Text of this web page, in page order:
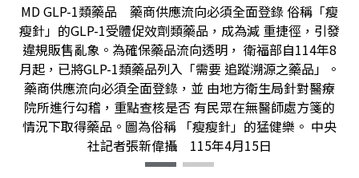
MD GLP-1類藥品 藥商供應流向必須全面登錄 俗稱「瘦
瘦針」的GLP-1受體促效劑類藥品，成為減 重捷徑，引發
違規販售亂象。為確保藥品流向透明， 衛福部自114年8
月起，已將GLP-1類藥品列入「需要 追蹤溯源之藥品」。
藥商供應流向必須全面登錄，並 由地方衛生局針對醫療
院所進行勾稽，重點查核是否 有民眾在無醫師處方箋的
情況下取得藥品。圖為俗稱 「瘦瘦針」的猛健樂。 中央
社記者張新偉攝 115年4月15日